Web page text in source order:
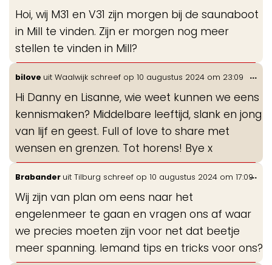
Hoi, wij M31 en V31 zijn morgen bij de saunaboot
in Mill te vinden. Zijn er morgen nog meer
stellen te vinden in Mill?
bilove uit Waalwijk schreef op 10 augustus 2024 om 23:09
Hi Danny en Lisanne, wie weet kunnen we eens
kennismaken? Middelbare leeftijd, slank en jong
van lijf en geest. Full of love to share met
wensen en grenzen. Tot horens! Bye x
...
Brabander uit Tilburg schreef op 10 augustus 2024 om 17:09
Wij zijn van plan om eens naar het
engelenmeer te gaan en vragen ons af waar
we precies moeten zijn voor net dat beetje
meer spanning. Iemand tips en tricks voor ons?
...